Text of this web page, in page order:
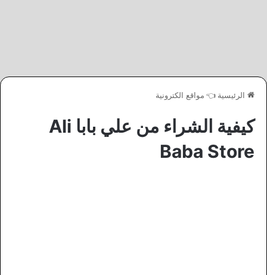
الرئيسية 👈 مواقع الكترونية
كيفية الشراء من علي بابا Ali
Baba Store